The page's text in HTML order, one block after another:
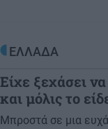
ΕΛΛΑΔΑ
Είχε ξεχάσει
και μόλις το
Μπροστά σε μια